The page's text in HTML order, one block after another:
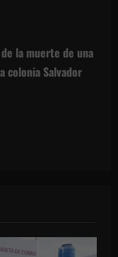
la muerte de una
colonia Salvador